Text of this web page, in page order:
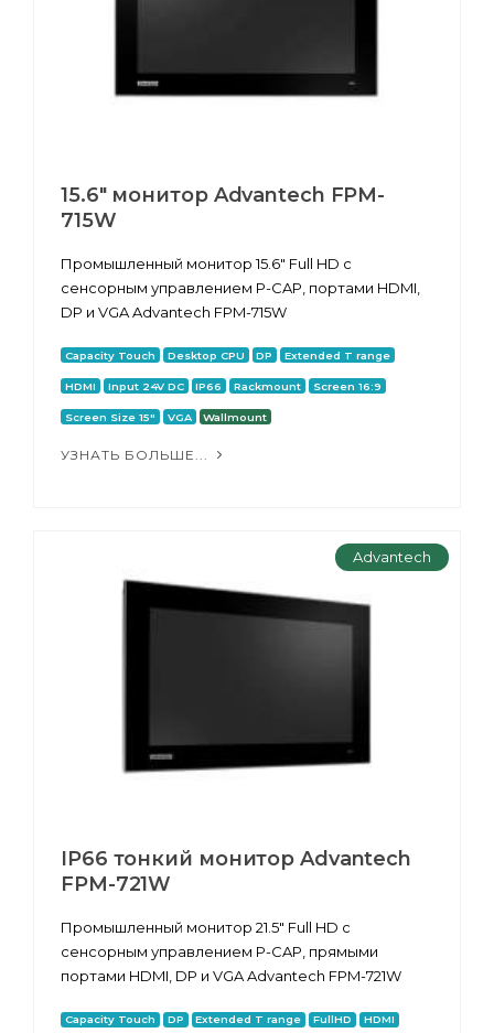
15.6" монитор Advantech FPM-
715W
Промышленный монитор 15.6" Full HD с
сенсорным управлением P-CAP, портами HDMI,
DP и VGA Advantech FPM-715W
Capacity Touch Desktop CPU DP Extended T range
HDMI Input 24V DC IP66 Rackmount Screen 16:9
Screen Size 15" VGA Wallmount
УЗНАТЬ БОЛЬШЕ...
Advantech
IP66 тонкий монитор Advantech
FPM-721W
Промышленный монитор 21.5" Full HD с
сенсорным управлением P-CAP, прямыми
портами HDMI, DP и VGA Advantech FPM-721W
Capacity Touch DP Extended T range FullHD HDMI